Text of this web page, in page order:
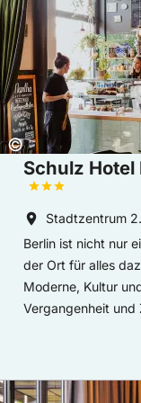
Copyright:
©
Schulz Hotel
Stadtzentrum
Berlin ist nicht nur
der Ort für alles
Moderne, Kultur
Vergangenheit und
aufeinander. So
Hauptstadt
empfängt all diese
Hoteldetails: Crowne